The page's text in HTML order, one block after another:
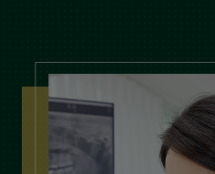
맞춤치아교정